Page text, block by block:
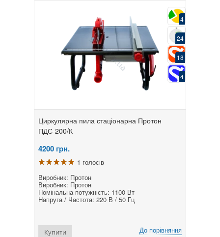
4
24
18
4
Циркулярна пила стаціонарна Протон
ПДС-200/К
4200 грн.
1 голосів
Виробник: Протон
Виробник: Протон
Номінальна потужність: 1100 Вт
Напруга / Частота: 220 В / 50 Гц
До порівняння
Купити